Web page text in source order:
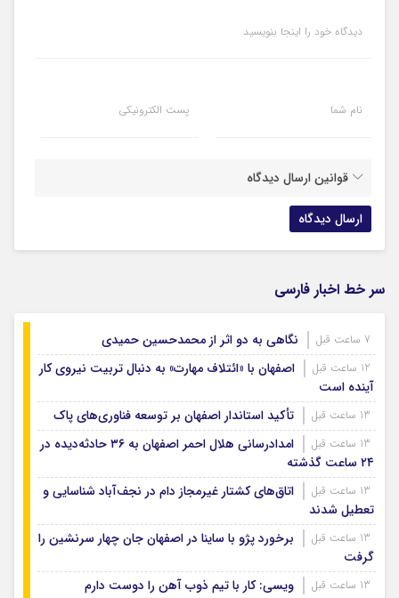
دیدگاه خود را اینجا بنویسید
نام شما پست الکترونیکی
قوانین ارسال دیدگاه
سر خط اخبار فارسی
نگاهی به دو اثر از محمدحسین حمیدی
اصفهان با «ائتلاف مهارت» به دنبال تربیت نیروی کار
آینده است
تأکید استاندار اصفهان بر توسعه فناوری‌های پاک
امدادرسانی هلال احمر اصفهان به ۳۶ حادثه‌دیده در
۲۴ ساعت گذشته
اتاق‌های کشتار غیرمجاز دام در نجف‌آباد شناسایی و
تعطیل شدند
برخورد پژو با ساینا در اصفهان جان چهار سرنشین را
گرفت
ویسی: کار با تیم ذوب آهن را دوست دارم